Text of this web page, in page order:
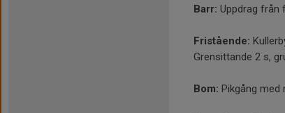
Barr: Uppdrag från
Fristående:
Grensittande 2 s,
Bom: Pikgång med